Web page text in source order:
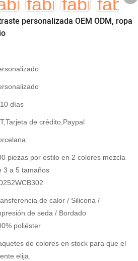
personalizada OEM ODM, ropa
días
de crédito,Paypal
piezas por estilo en 2 colores mezcla
3 a 5 tamaños
de calor / Silicona /
de seda / Bordado
poliéster
de colores en stock para que el
elija.